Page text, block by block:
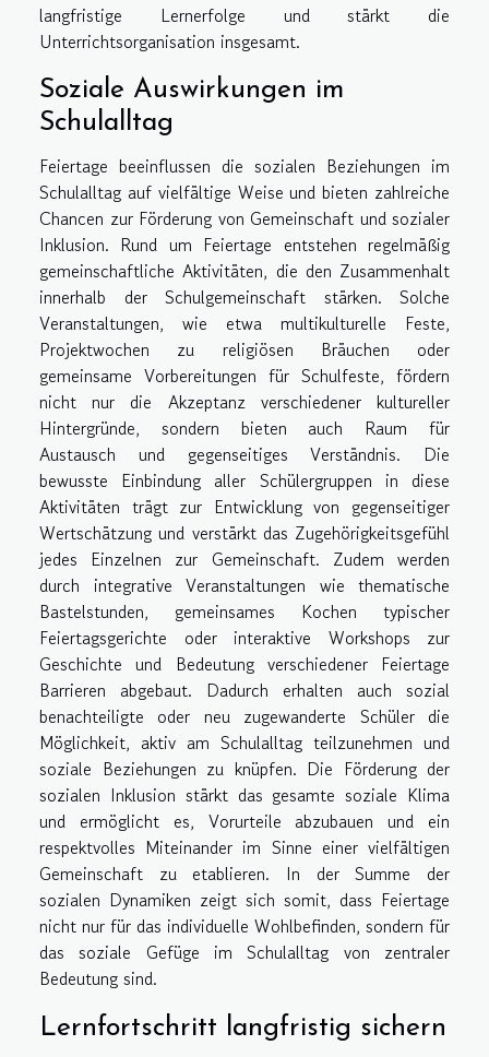
langfristige Lernerfolge und stärkt die
Unterrichtsorganisation insgesamt.
Soziale Auswirkungen im
Schulalltag
Feiertage beeinflussen die sozialen Beziehungen im
Schulalltag auf vielfältige Weise und bieten zahlreiche
Chancen zur Förderung von Gemeinschaft und sozialer
Inklusion. Rund um Feiertage entstehen regelmäßig
gemeinschaftliche Aktivitäten, die den Zusammenhalt
innerhalb der Schulgemeinschaft stärken. Solche
Veranstaltungen, wie etwa multikulturelle Feste,
Projektwochen zu religiösen Bräuchen oder
gemeinsame Vorbereitungen für Schulfeste, fördern
nicht nur die Akzeptanz verschiedener kultureller
Hintergründe, sondern bieten auch Raum für
Austausch und gegenseitiges Verständnis. Die
bewusste Einbindung aller Schülergruppen in diese
Aktivitäten trägt zur Entwicklung von gegenseitiger
Wertschätzung und verstärkt das Zugehörigkeitsgefühl
jedes Einzelnen zur Gemeinschaft. Zudem werden
durch integrative Veranstaltungen wie thematische
Bastelstunden, gemeinsames Kochen typischer
Feiertagsgerichte oder interaktive Workshops zur
Geschichte und Bedeutung verschiedener Feiertage
Barrieren abgebaut. Dadurch erhalten auch sozial
benachteiligte oder neu zugewanderte Schüler die
Möglichkeit, aktiv am Schulalltag teilzunehmen und
soziale Beziehungen zu knüpfen. Die Förderung der
sozialen Inklusion stärkt das gesamte soziale Klima
und ermöglicht es, Vorurteile abzubauen und ein
respektvolles Miteinander im Sinne einer vielfältigen
Gemeinschaft zu etablieren. In der Summe der
sozialen Dynamiken zeigt sich somit, dass Feiertage
nicht nur für das individuelle Wohlbefinden, sondern für
das soziale Gefüge im Schulalltag von zentraler
Bedeutung sind.
Lernfortschritt langfristig sichern